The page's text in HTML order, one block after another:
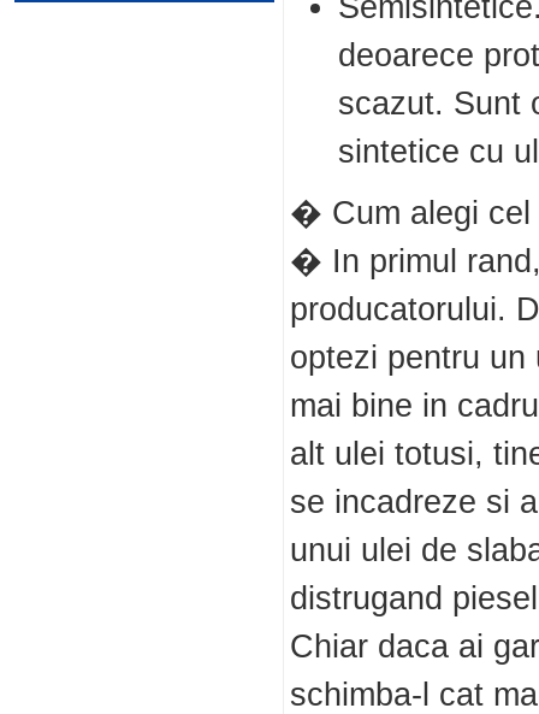
deoarece
scazut. Sunt
sintetice cu
� Cum alegi cel
� In primul
producatorului.
optezi pentru un
mai bine in
alt ulei totusi,
se incadreze si
unui ulei de
distrugand
Chiar daca ai
schimba-l cat